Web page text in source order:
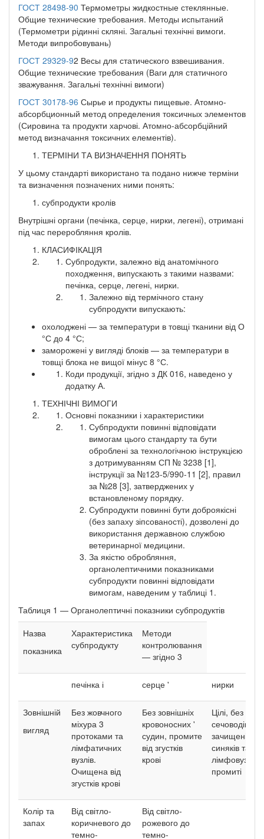
ГОСТ 28498-90 Термометры жидкостные стеклянные.
Общие технические требования. Методы испытаний
(Термометри рідинні скляні. Загальні технічні вимоги.
Методи випробовувань)
ГОСТ 29329-92 Весы для статического взвешивания.
Общие технические требования (Ваги для статичного
зважування. Загальні технічні вимоги)
ГОСТ 30178-96 Сырье и продукты пищевые. Атомно-
абсорбционный метод определения токсичных элементов
(Сировина та продукти харчові. Атомно-абсорбційний
метод визначання токсичних елементів).
ТЕРМІНИ ТА ВИЗНАЧЕННЯ ПОНЯТЬ
У цьому стандарті використано та подано нижче терміни
та визначення позначених ними понять:
субпродукти кролів
Внутрішні органи (печінка, серце, нирки, легені), отримані
під час переробляння кролів.
КЛАСИФІКАЦІЯ
Субпродукти, залежно від анатомічного
походження, випускають з такими назвами:
печінка, серце, легені, нирки.
Залежно від термічного стану
субпродукти випускають:
охолоджені — за температури в товщі тканини від О
°С до 4 °С;
заморожені у вигляді блоків — за температури в
товщі блока не вищої мінус 8 °С.
Коди продукції, згідно з ДК 016, наведено у
додатку А.
ТЕХНІЧНІ ВИМОГИ
Основні показники і характеристики
Субпродукти повинні відповідати
вимогам цього стандарту та бути
оброблені за технологічною інструкцією
з дотримуванням СП № 3238 [1],
інструкції за №123-5/990-11 [2], правил
за №28 [3], затверджених у
встановленому порядку.
Субпродукти повинні бути доброякісні
(без запаху зіпсованості), дозволені до
використання державною службою
ветеринарної медицини.
За якістю обробляння,
органолептичними показниками
субпродукти повинні відповідати
вимогам, наведеним у таблиці 1.
Таблиця 1 — Органолептичні показники субпродуктів
Назва
показника
Характеристика
субпродукту
Методи
контролювання
— згідно 3
печінка і серце ' нирки
Зовнішній
вигляд
Без жовчного
міхура 3
протоками та
лімфатичних
вузлів.
Очищена від
згустків крові
Без зовнішніх
кровоносних '
судин, промите
від згустків
крові
Цілі, без
сечоводів,
зачищені від
синяків та
лімфовузлів,
промиті
Колір та
запах
Від світло-
коричневого до
темно-
Від світло-
рожевого до
темно-